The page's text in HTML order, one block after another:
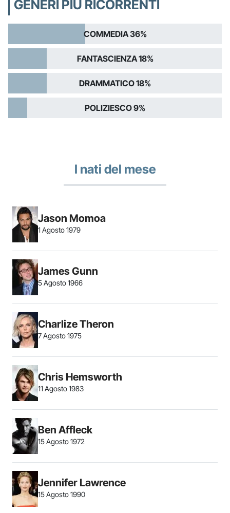
GENERI PIÙ RICORRENTI
COMMEDIA 36%
FANTASCIENZA 18%
DRAMMATICO 18%
POLIZIESCO 9%
I nati del mese
Jason Momoa
1 Agosto 1979
James Gunn
5 Agosto 1966
Charlize Theron
7 Agosto 1975
Chris Hemsworth
11 Agosto 1983
Ben Affleck
15 Agosto 1972
Jennifer Lawrence
15 Agosto 1990